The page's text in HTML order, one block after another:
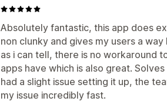
Absolutely fantastic, this app does
non clunky and gives my users a
as i can tell, there is no workaround
apps have which is also great.
had a slight issue setting it up, the
my issue incredibly fast.